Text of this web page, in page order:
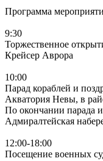
Программа
9:30
Торжественное
Крейсер Аврора
10:00
Парад кораблей и
Акватория Невы, в
По окончании парада
Адмиралтейская
12:00-18:00
Посещение военных